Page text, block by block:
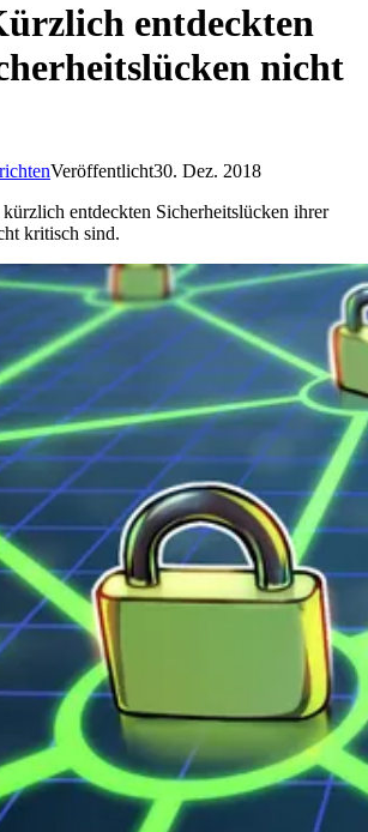
entdeckten
nicht
Veröffentlicht30. Dez. 2018
kürzlich entdeckten Sicherheitslücken ihrer
kritisch sind.